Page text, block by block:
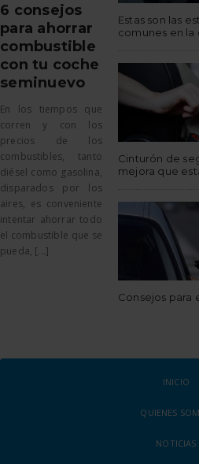
6 consejos
para ahorrar
combustible
con tu coche
seminuevo
En los tiempos que
corren y con los
precios de los
combustibles, tanto
diésel como gasolina,
disparados por los
aires, es conveniente
intentar ahorrar todo
el combustible que se
pueda, [...]
Estas son las
comunes en
Cinturón de
mejora que
Consejos para
INICIO
QUIENES
NOTICIAS